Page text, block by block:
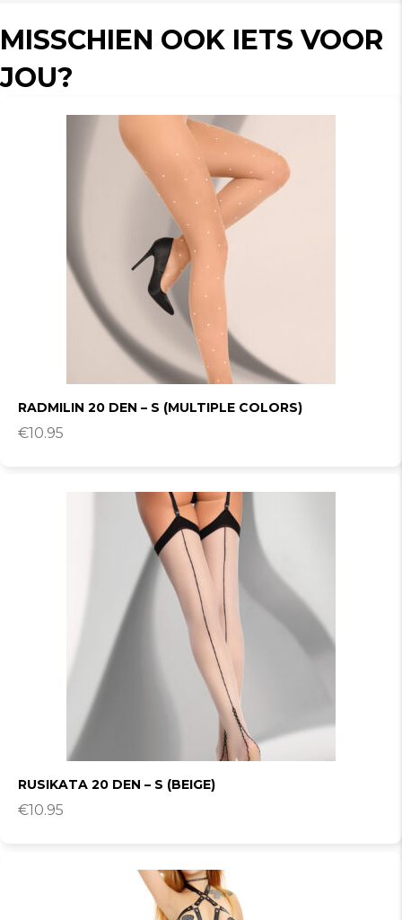
MISSCHIEN OOK IETS VOOR
JOU?
RADMILIN 20 DEN – S (MULTIPLE COLORS)
€10.95
RUSIKATA 20 DEN – S (BEIGE)
€10.95